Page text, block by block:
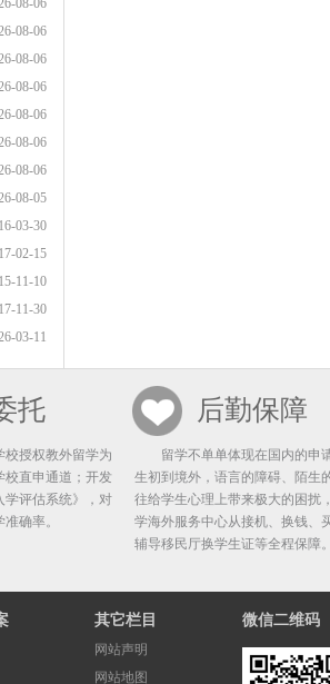
08-06
08-06
08-06
08-06
08-06
08-06
08-06
08-05
03-30
02-15
11-10
11-30
03-11
托
授权教外留学为
校直申通道；开发
学评估系统》，对
确率。
后勤保障
留学不单单体现在国内的申
生初到境外，语言的障碍、陌生
往给学生心理上带来极大的困扰
学海外服务中心从接机、换钱、
辅导移民厅换学生证等全程保障。
其它栏目
网站声明
网站地图
微信二维码